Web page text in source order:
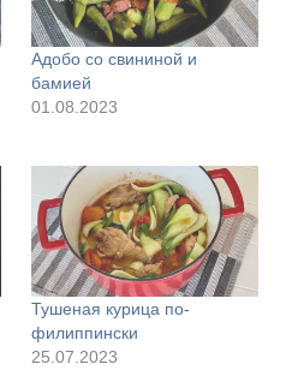
Адобо со свининой и
бамией
01.08.2023
Тушеная курица по-
филиппински
25.07.2023